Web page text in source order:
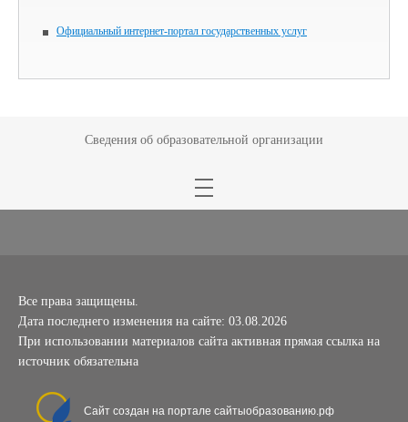
Официальный интернет-портал государственных услуг
Сведения об образовательной организации
Все права защищены.
Дата последнего изменения на сайте: 03.08.2026
При использовании материалов сайта активная прямая ссылка на
источник обязательна
Сайт создан на портале сайтыобразованию.рф